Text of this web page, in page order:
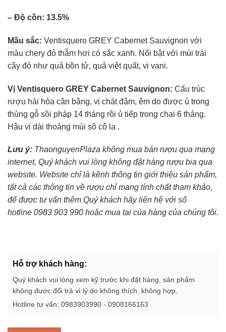
– Độ cồn: 13.5%
Mầu sắc: Ventisquero GREY Cabernet Sauvignon với
màu chery đỏ thẫm hơi có sắc xanh. Nổi bật với mùi trái
cây đỏ như quả bồn tử, quả việt quất, vị vani.
Vị Ventisquero GREY Cabernet Sauvignon: Cấu trúc
rượu hài hòa cân bằng, vị chát đậm, êm do được ủ trong
thùng gỗ sồi pháp 14 tháng rồi ủ tiếp trong chai 6 tháng.
Hậu vị dài thoảng mùi sô cô la .
Lưu ý: ThaonguyenPlaza không mua bán rượu qua mạng
internet, Quý khách vui lòng không đặt hàng rượu bia qua
website. Website chỉ là kênh thông tin giới thiệu sản phẩm,
tất cả các thông tin về rượu chỉ mang tính chất tham khảo,
để được tư vấn thêm Quý khách hãy liên hệ với số
hotline 0983 903 990 hoặc mua tại của hàng của chúng tôi.
Hỗ trợ khách hàng:
Quý khách vui lòng xem kỹ trước khi đặt hàng, sản phẩm
không được đổi trả vì lý do không thích, không hợp.
Hotline tư vấn: 0983903990 - 0908166163